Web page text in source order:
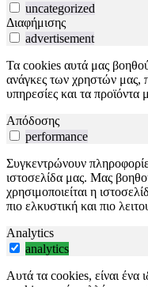
uncategorized
Διαφήμισης
advertisement
Τα cookies αυτά μας
ανάγκες των χρηστών μας,
υπηρεσίες και τα προϊόντα
Απόδοσης
performance
Συγκεντρώνουν
ιστοσελίδα μας. Μας
χρησιμοποιείται η
πιο ελκυστική και πιο
Analytics
analytics
Αυτά τα cookies, είναι ένα